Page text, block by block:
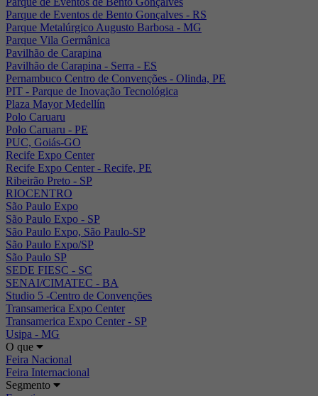
Parque de Eventos de Bento Gonçalves - RS
Parque Metalúrgico Augusto Barbosa - MG
Parque Vila Germânica
Pavilhão de Carapina
Pavilhão de Carapina - Serra - ES
Pernambuco Centro de Convenções - Olinda, PE
PIT - Parque de Inovação Tecnológica
Plaza Mayor Medellín
Polo Caruaru
Polo Caruaru - PE
PUC, Goiás-GO
Recife Expo Center
Recife Expo Center - Recife, PE
Ribeirão Preto - SP
RIOCENTRO
São Paulo Expo
São Paulo Expo - SP
São Paulo Expo, São Paulo-SP
São Paulo Expo/SP
São Paulo SP
SEDE FIESC - SC
SENAI/CIMATEC - BA
Studio 5 -Centro de Convenções
Transamerica Expo Center
Transamerica Expo Center - SP
Usipa - MG
O que
Feira Nacional
Feira Internacional
Segmento